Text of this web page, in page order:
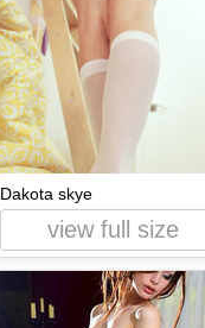
Dakota skye
view full size